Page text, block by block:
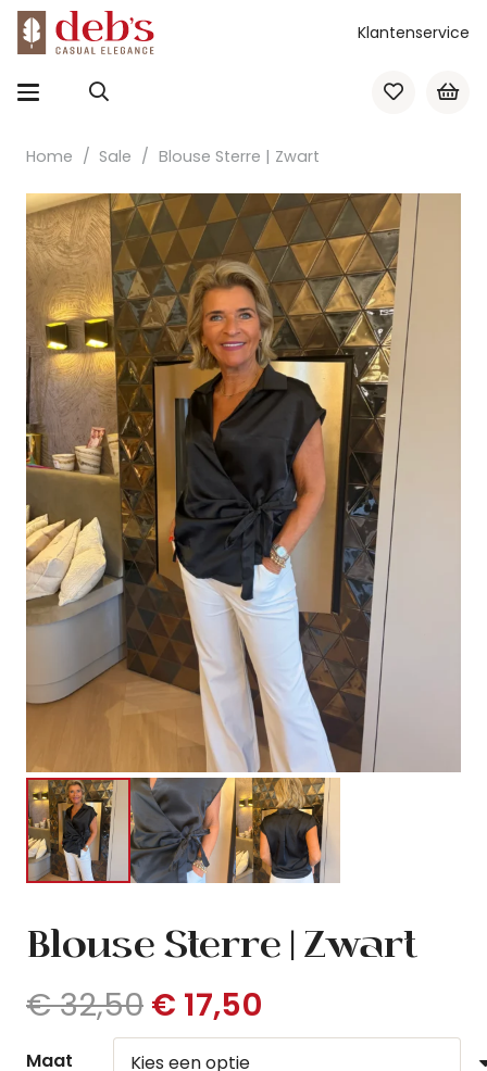
Klantenservice
Home / Sale / Blouse Sterre | Zwart
Blouse Sterre | Zwart
€32,50 Oorspronkelijke
prijs
€ 17,50
prijs
Maat